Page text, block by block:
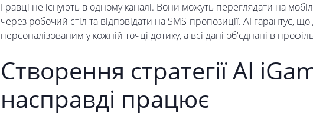
Гравці не існують в одному каналі. Вони можуть переглядати на
через робочий стіл та відповідати на SMS-пропозиції. AI гарантує,
персоналізованим у кожній точці дотику, а всі дані об'єднані в
Створення стратегії AI
насправді працює